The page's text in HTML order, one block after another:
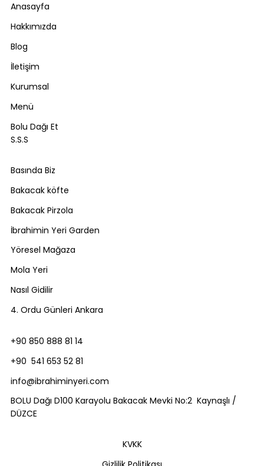
Anasayfa
Hakkımızda
Blog
İletişim
Kurumsal
Menü
Bolu Dağı Et
S.S.S
Basında Biz
Bakacak köfte
Bakacak Pirzola
İbrahimin Yeri Garden
Yöresel Mağaza
Mola Yeri
Nasıl Gidilir
4. Ordu Günleri Ankara
+90 850 888 81 14
+90 541 653 52 81
info@ibrahiminyeri.com
BOLU Dağı D100 Karayolu Bakacak Mevki No:2 Kaynaşlı /
DÜZCE
KVKK